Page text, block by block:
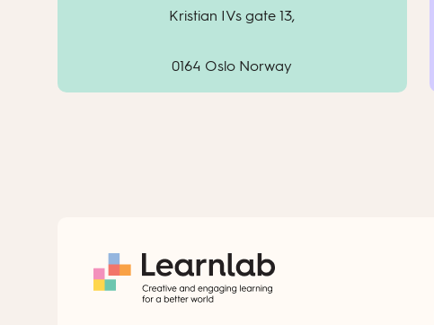
Kristian IVs gate 13,
0164 Oslo Norway